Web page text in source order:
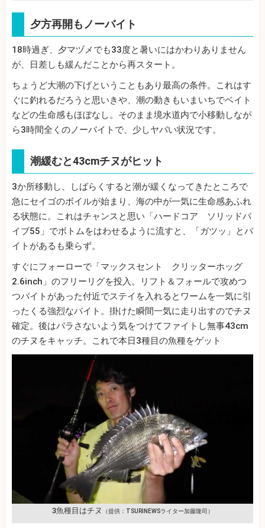
夕方再開もノーバイト
18時過ぎ、夕マヅメでも33度と暑いにはかわりありません
が、日差しも緩んだことから再スタート。
ちょうど大潮の下げということもあり最高の条件。これはす
ぐに釣れるだろうと思いきや、潮の動きもいまいちでベイト
などの生命感もほぼなし。そのまま境水道内で小移動しなが
ら3時間全くのノーバイトで、少しヤバい状況です。
潮緩むと43cmチヌがヒット
3か所移動し、しばらくすると潮が緩くなってきたところで
急にセイゴのボイルが始まり、海の中が一気に生命感あふれ
る状態に。これはチャンスと思い「ハードコア ソリッドバ
イブ55」でボトムをはわせるように流すと、「ガツッ」とバ
イトがあるも乗らず。
すぐにフォーローで「マックスセント クリッターホッグ
2.6inch」のフリーリグを投入。リフト＆フォールで攻めつ
つバイトがあった付近でステイを入れるとワームを一気に引
ったくる強烈なバイト。掛けた瞬間一気に走り出すのでチヌ
確定。後はバラさないよう気をつけてファイトし無事43cm
のチヌをキャッチ。これで本日3種目の魚種をゲット
3魚種目はチヌ （提供：TSURINEWSライター加藤隆司）